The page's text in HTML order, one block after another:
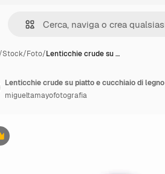
/Stock/Foto/Lenticchie crude su …
Lenticchie crude su piatto e cucchiaio di legno
migueltamayofotografia